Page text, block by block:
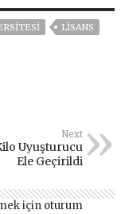
LISANS
Next
Uyuşturucu
Ele Geçirildi
için oturum